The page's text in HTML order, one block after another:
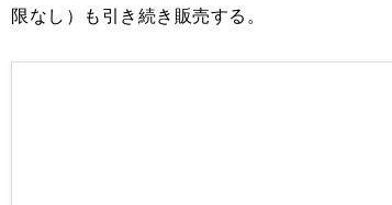
限なし）も引き続き販売する。